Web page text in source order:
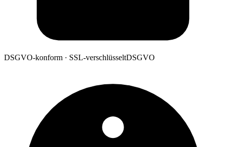
DSGVO-konform · SSL-verschlüsseltDSGVO